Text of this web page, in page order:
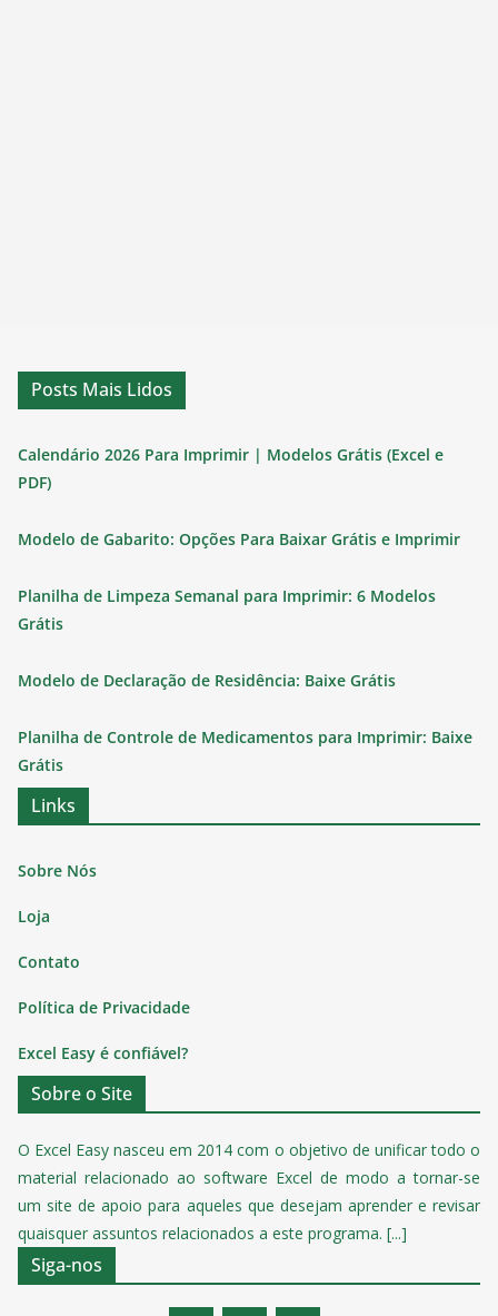
Posts Mais Lidos
Calendário 2026 Para Imprimir | Modelos Grátis (Excel e
PDF)
Modelo de Gabarito: Opções Para Baixar Grátis e Imprimir
Planilha de Limpeza Semanal para Imprimir: 6 Modelos
Grátis
Modelo de Declaração de Residência: Baixe Grátis
Planilha de Controle de Medicamentos para Imprimir: Baixe
Grátis
Links
Sobre Nós
Loja
Contato
Política de Privacidade
Excel Easy é confiável?
Sobre o Site
O Excel Easy nasceu em 2014 com o objetivo de unificar todo o
material relacionado ao software Excel de modo a tornar-se
um site de apoio para aqueles que desejam aprender e revisar
quaisquer assuntos relacionados a este programa. [...]
Siga-nos